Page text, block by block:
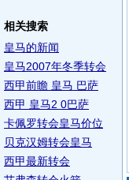
相关搜索
皇马的新闻
皇马2007年冬季转会
西甲前瞻 皇马 巴萨
西甲 皇马2 0巴萨
卡佩罗转会皇马价位
贝克汉姆转会皇马
西甲最新转会